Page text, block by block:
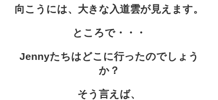
向こうには、大きな入道雲が見えます。
ところで・・・
Jennyたちはどこに行ったのでしょう
か？
そう言えば、